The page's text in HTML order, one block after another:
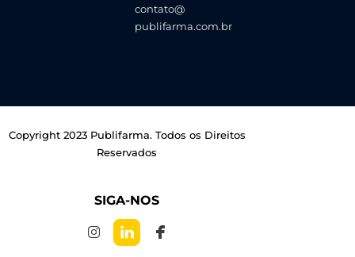
contato@
publifarma.com.br
Copyright 2023 Publifarma. Todos os Direitos
Reservados
SIGA-NOS